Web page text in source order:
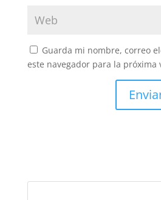
Guarda mi nombre, correo
este navegador para la próxima